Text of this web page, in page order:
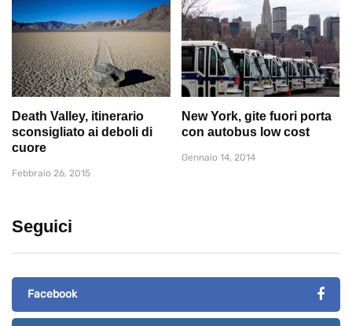
Death Valley, itinerario
sconsigliato ai deboli di
cuore
Febbraio 26, 2015
New York, gite fuori porta
con autobus low cost
Gennaio 14, 2014
Seguici
Facebook